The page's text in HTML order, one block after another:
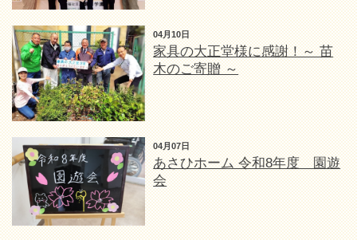
04月10日
家具の大正堂様に感謝！～ 苗
木のご寄贈 ～
04月07日
あさひホーム 令和8年度 園遊
会